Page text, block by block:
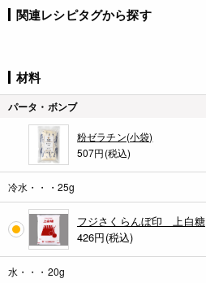
関連レシピタグから探す
材料
パータ・ボンブ
粉ゼラチン(小袋)
507円(税込)
冷水・・・25g
フジさくらんぼ印 上白糖
426円(税込)
水・・・20g